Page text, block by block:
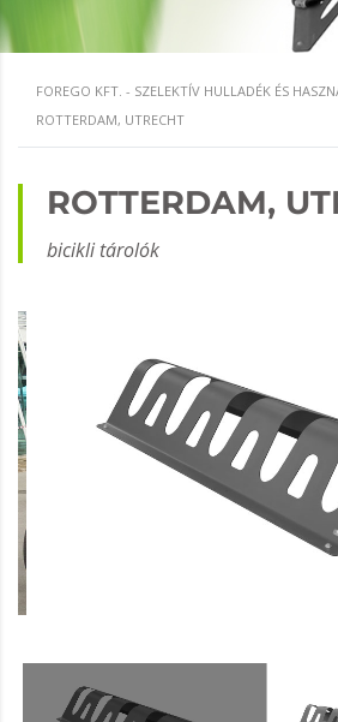
FOREGO KFT. - SZELEKTÍV HULLADÉK ÉS
ROTTERDAM, UTRECHT
ROTTERDAM,
bicikli tárolók